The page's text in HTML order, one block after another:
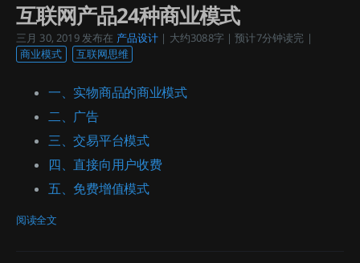
互联网产品24种商业模式
三月 30, 2019发布在 产品设计 | 大约3088字 | 预计7分钟读完 |
商业模式
互联网思维
一、实物商品的商业模式
二、广告
三、交易平台模式
四、直接向用户收费
五、免费增值模式
阅读全文